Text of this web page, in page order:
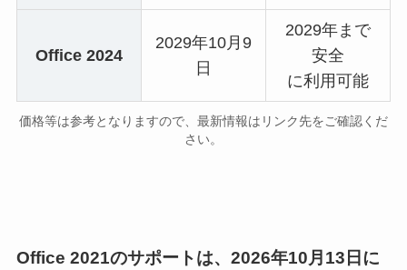
Office 2024
2029年10月9
日
2029年まで
安全
に利用可能
価格等は参考となりますので、最新情報はリンク先をご確認くだ
さい。
Office 2021のサポートは、2026年10月13日に